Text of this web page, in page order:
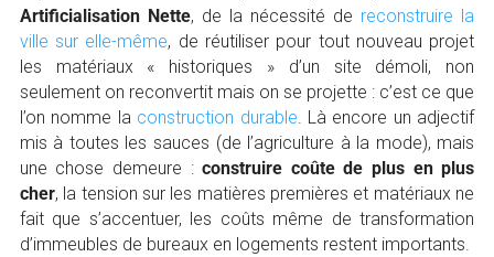
Artificialisation Nette, de la nécessité de reconstruire la
ville sur elle-même, de réutiliser pour tout nouveau projet
les matériaux « historiques » d’un site démoli, non
seulement on reconvertit mais on se projette : c’est ce que
l’on nomme la construction durable. Là encore un adjectif
mis à toutes les sauces (de l’agriculture à la mode), mais
une chose demeure :construire coûte de plus en plus
cher, la tension sur les matières premières et matériaux ne
fait que s’accentuer, les coûts même de transformation
d’immeubles de bureaux en logements restent importants.